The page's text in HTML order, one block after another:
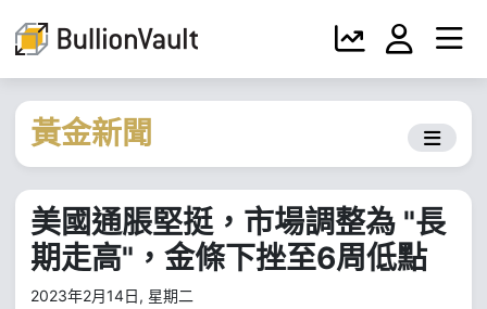
黃金新聞
美國通脹堅挺，市場調整為 "長
期走高"，金條下挫至6周低點
2023年2月14日, 星期二